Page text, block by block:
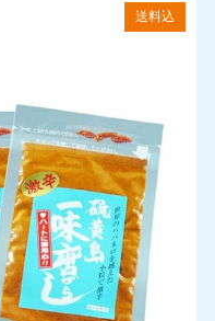
送料込